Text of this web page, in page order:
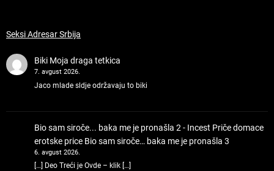
Seksi Adresar Srbija
Biki Moja draga tetkica
7. avgust 2026.
Jaco mlade sldje održavaju to biki
Bio sam siroče... baka me je pronašla 2 - Incest Priče domace
erotske price Bio sam siroče… baka me je pronašla 3
6. avgust 2026.
[…] Deo Treći je Ovde – klik […]